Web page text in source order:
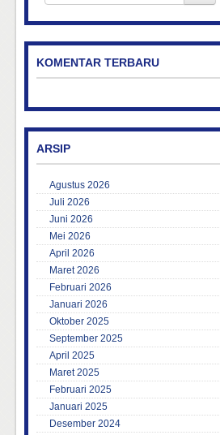
KOMENTAR TERBARU
ARSIP
Agustus 2026
Juli 2026
Juni 2026
Mei 2026
April 2026
Maret 2026
Februari 2026
Januari 2026
Oktober 2025
September 2025
April 2025
Maret 2025
Februari 2025
Januari 2025
Desember 2024